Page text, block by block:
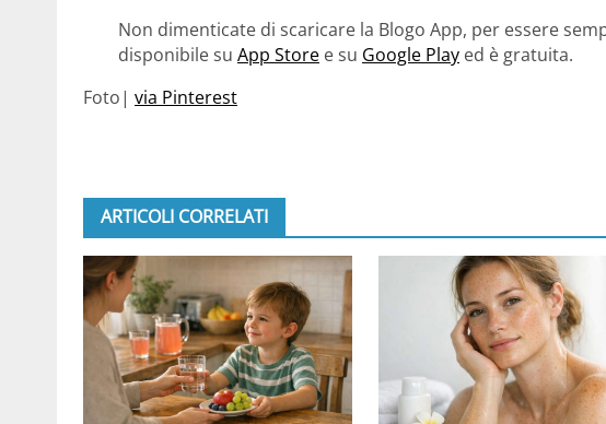
Non dimenticate di scaricare la Blogo App, per essere
disponibile su App Store e su Google Play ed è gratuita.
Foto| via Pinterest
ARTICOLI CORRELATI